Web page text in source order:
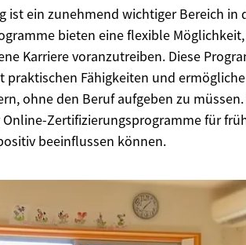
ist ein zunehmend wichtiger Bereich in
bieten eine flexible
Karriere voranzutreiben. Diese
praktischen Fähigkeiten und
ohne den Beruf aufgeben zu
Online-Zertifizierungsprogramme für
beeinflussen können.